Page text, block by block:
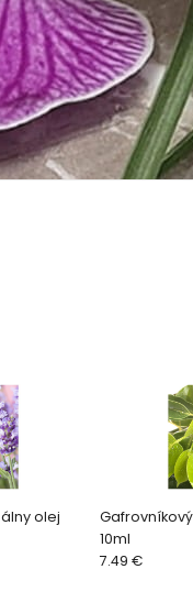
olej
10ml
7.49 €